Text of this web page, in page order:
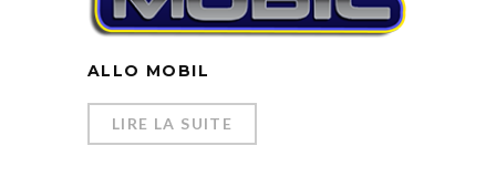
ALLO MOBIL
LIRE LA SUITE